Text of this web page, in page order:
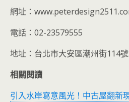
網址：
電話：02-23579555
地址：台北市大安區潮州街114
相關閱讀
引入水岸寫意風光！中古屋翻新